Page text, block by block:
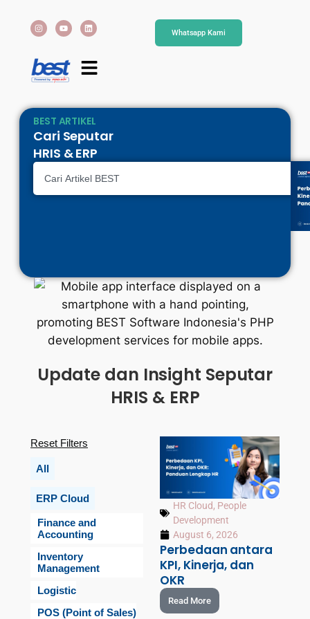
Whatsapp Kami
BEST ARTIKEL
Cari Seputar
HRIS & ERP
Update dan Insight Seputar
HRIS & ERP
All
ERP Cloud
Finance and
Accounting
Inventory
Management
Logistic
POS (Point of Sales)
Reset Filters
HR Cloud, People
Development
August 6, 2026
Perbedaan antara
KPI, Kinerja, dan
OKR
Read More